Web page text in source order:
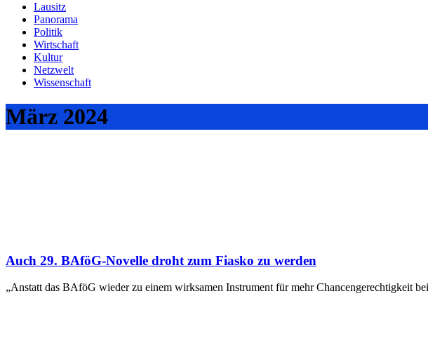
Lausitz
Panorama
Politik
Wirtschaft
Kultur
Netzwelt
Wissenschaft
März 2024
Auch 29. BAföG-Novelle droht zum Fiasko zu werden
„Anstatt das BAföG wieder zu einem wirksamen Instrument für mehr Chancengerechtigkeit